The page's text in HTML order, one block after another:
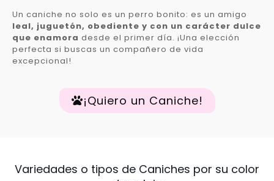
Un caniche no solo es un perro bonito: es un amigo
leal, juguetón, obediente y con un carácter dulce
que enamora desde el primer día. ¡Una elección
perfecta si buscas un compañero de vida
excepcional!
¡Quiero un Caniche!
Variedades o tipos de Caniches por su color